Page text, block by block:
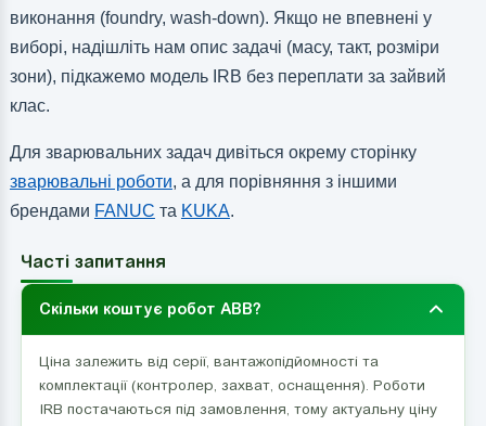
виконання (foundry, wash-down). Якщо не впевнені у
виборі, надішліть нам опис задачі (масу, такт, розміри
зони), підкажемо модель IRB без переплати за зайвий
клас.
Для зварювальних задач дивіться окрему сторінку
зварювальні роботи, а для порівняння з іншими
брендами FANUC та KUKA.
Часті запитання
Скільки коштує робот ABB?
Ціна залежить від серії, вантажопідйомності та
комплектації (контролер, захват, оснащення). Роботи
IRB постачаються під замовлення, тому актуальну ціну